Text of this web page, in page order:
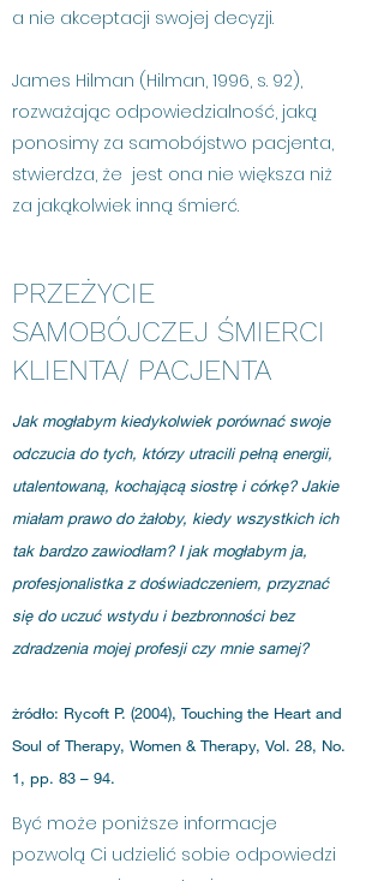
a nie akceptacji swojej decyzji.
James Hilman (Hilman, 1996, s. 92),
rozważając odpowiedzialność, jaką
ponosimy za samobójstwo pacjenta,
stwierdza, że jest ona nie większa niż
za jakąkolwiek inną śmierć.
PRZEŻYCIE
SAMOBÓJCZEJ ŚMIERCI
KLIENTA/ PACJENTA
Jak mogłabym kiedykolwiek porównać swoje
odczucia do tych, którzy utracili pełną energii,
utalentowaną, kochającą siostrę i córkę? Jakie
miałam prawo do żałoby, kiedy wszystkich ich
tak bardzo zawiodłam? I jak mogłabym ja,
profesjonalistka z doświadczeniem, przyznać
się do uczuć wstydu i bezbronności bez
zdradzenia mojej profesji czy mnie samej?
żródło: Rycoft P. (2004), Touching the Heart and
Soul of Therapy, Women & Therapy, Vol. 28, No.
1, pp. 83 – 94.
Być może poniższe informacje
pozwolą Ci udzielić sobie odpowiedzi